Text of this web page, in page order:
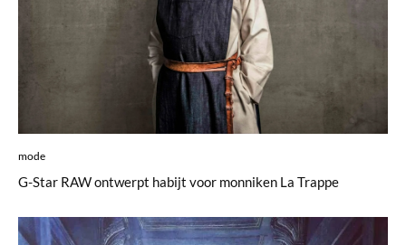
mode
G-Star RAW ontwerpt habijt voor monniken La Trappe